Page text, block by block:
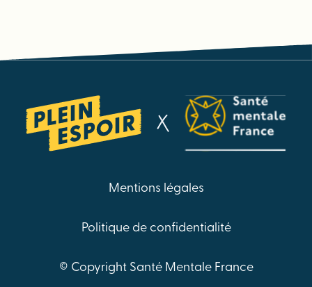
Mentions légales
Politique de confidentialité
© Copyright Santé Mentale France